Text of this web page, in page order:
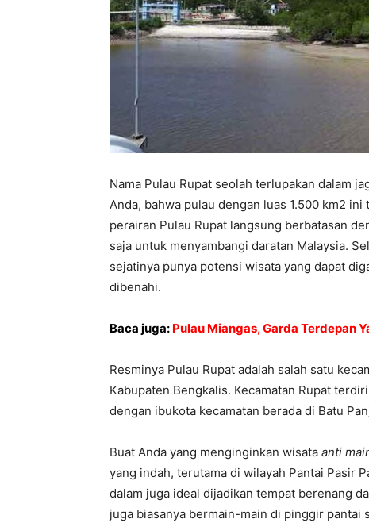
Nama Pulau Rupat seolah terlupakan dalam
Anda, bahwa pulau dengan luas 1.500 km2
perairan Pulau Rupat langsung berbatasan
saja untuk menyambangi daratan Malaysia.
sejatinya punya potensi wisata yang dapat
dibenahi.
Baca juga: Pulau Miangas, Garda Terdepan
Resminya Pulau Rupat adalah salah satu
Kabupaten Bengkalis. Kecamatan Rupat
dengan ibukota kecamatan berada di Batu
Buat Anda yang menginginkan wisata anti
yang indah, terutama di wilayah Pantai Pasir
dalam juga ideal dijadikan tempat berenang
juga biasanya bermain-main di pinggir pantai